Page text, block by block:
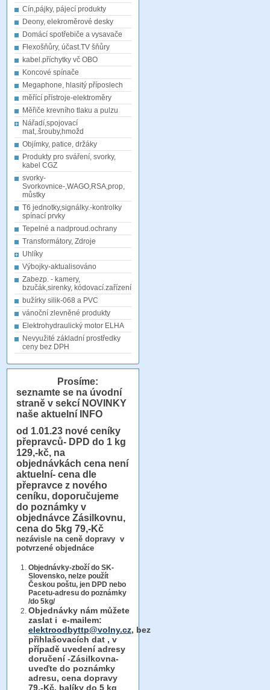
Cín,pájky, pájecí produkty
Deony, elekroměrové desky
Domácí spotřebiče a vysavače
Flexošňůry, účast.TV šňůry
kabel.příchytky vč OBO
Koncové spínače
Megaphone, hlasitý příposlech
měřící přístroje-elektroměry
Měřiče krevního tlaku a pulzu
Nářadí,spojovací
mat,.šrouby,hmožd
Objímky, patice, držáky
Produkty pro sváření, svorky,
kabel CGZ
svorky-
Svorkovnice-,WAGO,RSA,prop,
můstky
T6 jednotky,signálky.-kontrolky
spínací prvky
Tepelné a nadproud.ochrany
Transformátory, Zdroje
Uhlíky
Výbojky-aktualisováno
Zabezp. - kamery,
bzučák,sirenky, kódovací.zařízení
bužírky silik-068 a PVC
vánoční zlevněné produkty
Elektrohydraulický motor ELHA
Nevyužité základní prostředky
ceny bez DPH
Prosíme:
seznamte se na úvodní
straně v sekcí NOVINKY
naše aktuelní INFO
od 1.01.23 nové ceníky
přepravců- DPD do 1 kg
129,-kč, na
objednávkách cena není
aktuelní- cena dle
přepravce z nového
ceníku, doporučujeme
do poznámky v
objednávce Zásilkovnu,
cena do 5kg 79,-Kč
nezávisle na ceně dopravy v
potvrzené objednáce
Objednávky-zboží do SK-
Slovensko, nelze použít
Českou poštu, jen DPD nebo
Pacetu-adresu do poznámky
/do 5kg/
Objednávky nám můžete
zaslat i e-mailem:
elektroodbyttp@volny.cz, bez
přihlašovacích dat , v
případě uvedení adresy
doručení -Zásilkovna-
uveďte do poznámky
adresu, cena dopravy
79,-Kč, balíky do 5 kg